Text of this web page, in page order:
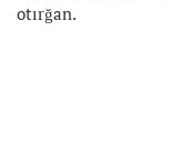
otırğan.